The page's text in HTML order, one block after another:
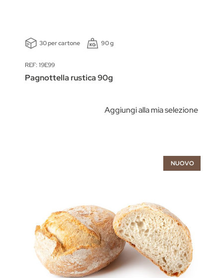
30 per cartone 90 g
REF: 19E99
Pagnottella rustica 90g
Aggiungi alla mia selezione
NUOVO